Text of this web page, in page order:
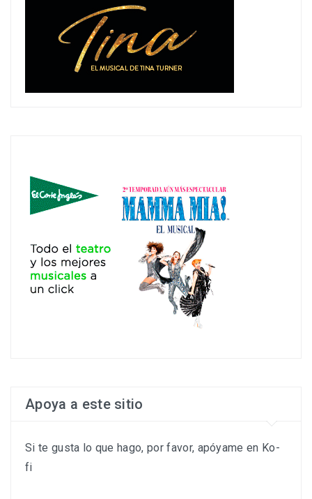
Apoya a este sitio
Si te gusta lo que hago, por favor, apóyame en Ko-
fi